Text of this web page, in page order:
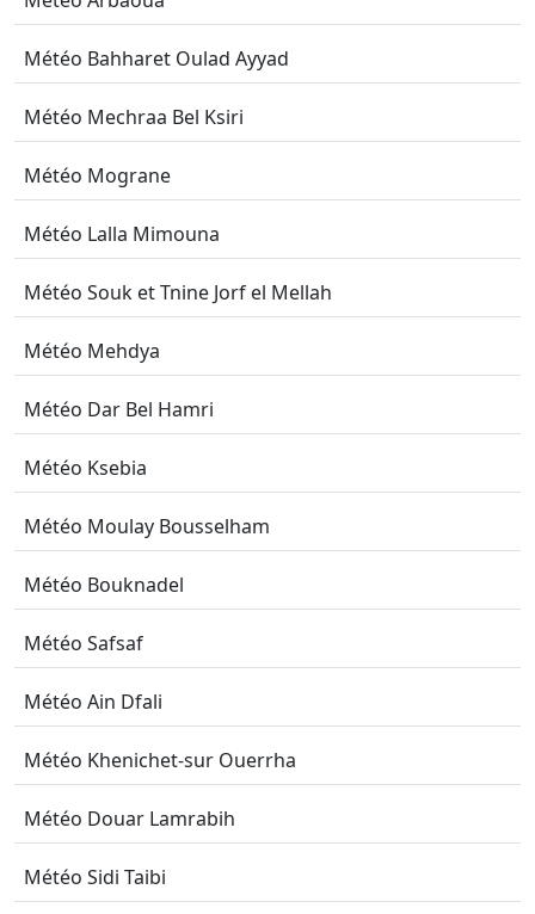
Météo Bahharet Oulad Ayyad
Météo Mechraa Bel Ksiri
Météo Mograne
Météo Lalla Mimouna
Météo Souk et Tnine Jorf el Mellah
Météo Mehdya
Météo Dar Bel Hamri
Météo Ksebia
Météo Moulay Bousselham
Météo Bouknadel
Météo Safsaf
Météo Ain Dfali
Météo Khenichet-sur Ouerrha
Météo Douar Lamrabih
Météo Sidi Taibi